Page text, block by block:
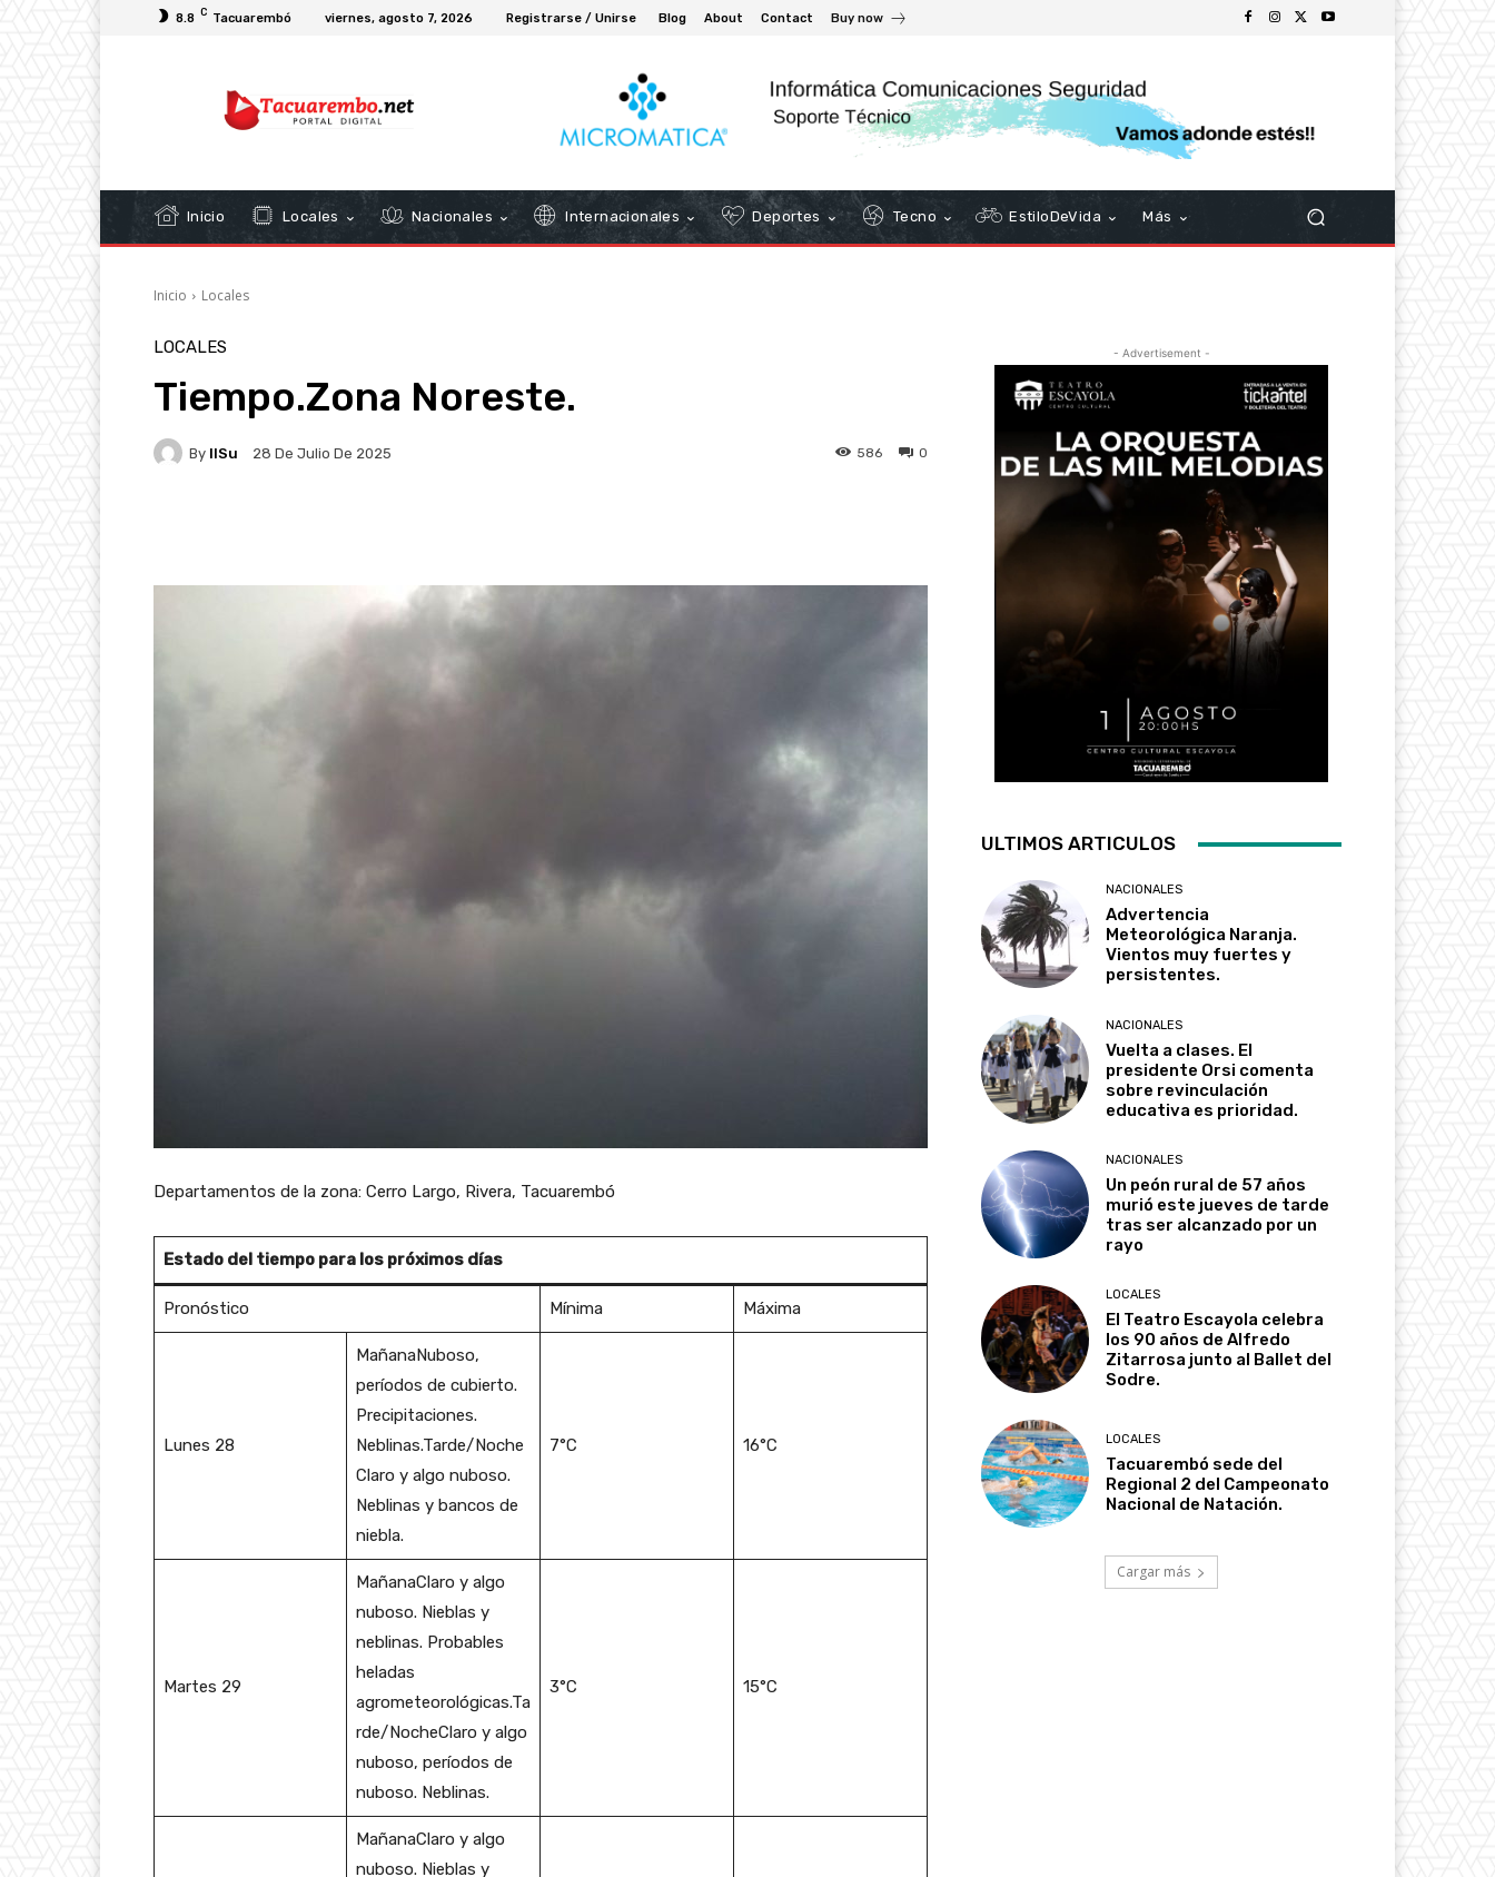
8.8 C Tacuarembó viernes, agosto 7, 2026 Registrarse / Unirse Blog About Contact Buy now
Inicio Locales Nacionales Internacionales Deportes Tecno EstiloDeVida Más
Inicio Locales
LOCALES
Tiempo.Zona Noreste.
By IlSu 28 De Julio De 2025 0
586
Departamentos de la zona: Cerro Largo, Rivera, Tacuarembó
Estado del tiempo para los próximos días
Pronóstico Mínima Máxima
Lunes 28
MañanaNuboso,
períodos de cubierto.
Precipitaciones.
Neblinas.Tarde/Noche
Claro y algo nuboso.
Neblinas y bancos de
niebla.
7°C 16°C
Martes 29
MañanaClaro y algo
nuboso. Nieblas y
neblinas. Probables
heladas
agrometeorológicas.Ta
rde/NocheClaro y algo
nuboso, períodos de
nuboso. Neblinas.
3°C 15°C
MañanaClaro y algo
nuboso. Nieblas y
- Advertisement -
ULTIMOS ARTICULOS
NACIONALES
Advertencia
Meteorológica Naranja.
Vientos muy fuertes y
persistentes.
NACIONALES
Vuelta a clases. El
presidente Orsi comenta
sobre revinculación
educativa es prioridad.
NACIONALES
Un peón rural de 57 años
murió este jueves de tarde
tras ser alcanzado por un
rayo
LOCALES
El Teatro Escayola celebra
los 90 años de Alfredo
Zitarrosa junto al Ballet del
Sodre.
LOCALES
Tacuarembó sede del
Regional 2 del Campeonato
Nacional de Natación.
Cargar más